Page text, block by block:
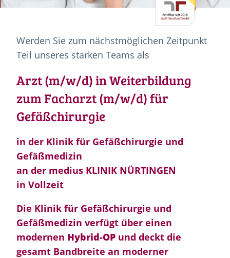
Werden Sie zum nächstmöglichen Zeitpunkt
Teil unseres starken Teams als
Arzt (m/w/d) in Weiterbildung
zum Facharzt (m/w/d) für
Gefäßchirurgie
in der Klinik für Gefäßchirurgie und
Gefäßmedizin
an der medius KLINIK NÜRTINGEN
in Vollzeit
Die Klinik für Gefäßchirurgie und
Gefäßmedizin verfügt über einen
modernen Hybrid-OP und deckt die
gesamt Bandbreite an moderner